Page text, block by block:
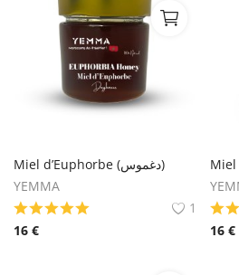
Miel d’Euphorbe (دغموس)
YEMMA
1
16 €
16 €